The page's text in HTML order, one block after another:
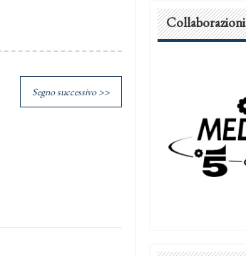
Segno successivo >>
Collaborazioni